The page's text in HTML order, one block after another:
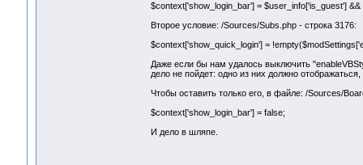
$context['show_login_bar'] = $user_info['is_guest']
Второе условие: /Sources/Subs.php - строка 3176:
$context['show_quick_login'] =
Даже если бы нам удалось выключить
дело не пойдет: одно из них должно
Чтобы оставить только его, в файле: /Sources/
$context['show_login_bar'] = false;
И дело в шляпе.